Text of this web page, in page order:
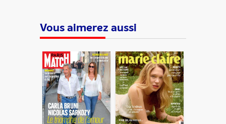
En partageant du contenu, vous acceptez que ces
informations soient traitées par ADLPartner (groupe
Dékuple), responsable de traitement, pour donner suite à
votre demande de recommandation auprès de votre ami.
Vous certifiez également ne pas envoyer d’email indésirable.
Votre adresse email et celle de votre ami ne sont utilisées que
pour cet envoi à la suite duquel elles seront
automatiquement supprimées. Pour en savoir plus, consultez
notre rubrique "Données personnelles".
Vous aimerez aussi